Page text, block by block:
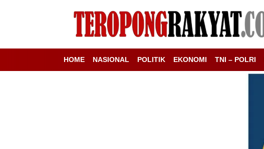
HOME NASIONAL POLITIK EKONOMI TNI – POLRI